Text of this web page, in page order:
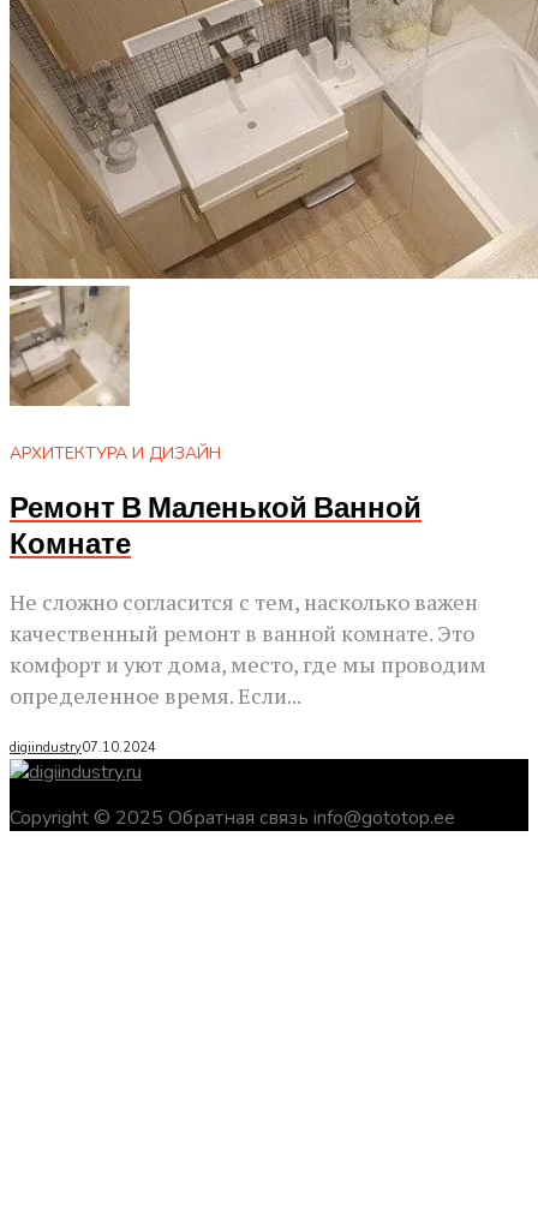
АРХИТЕКТУРА И ДИЗАЙН
Ремонт В Маленькой Ванной
Комнате
Не сложно согласится с тем, насколько важен
качественный ремонт в ванной комнате. Это
комфорт и уют дома, место, где мы проводим
определенное время. Если...
digiindustry07.10.2024
Copyright © 2025 Обратная связь info@gototop.ee